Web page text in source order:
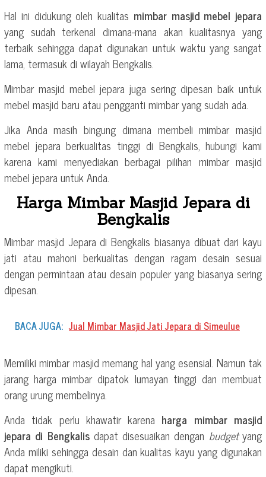
Hal ini didukung oleh kualitas mimbar masjid mebel jepara
yang sudah terkenal dimana-mana akan kualitasnya yang
terbaik sehingga dapat digunakan untuk waktu yang sangat
lama, termasuk di wilayah Bengkalis.
Mimbar masjid mebel jepara juga sering dipesan baik untuk
mebel masjid baru atau pengganti mimbar yang sudah ada.
Jika Anda masih bingung dimana membeli mimbar masjid
mebel jepara berkualitas tinggi di Bengkalis, hubungi kami
karena kami menyediakan berbagai pilihan mimbar masjid
mebel jepara untuk Anda.
Harga Mimbar Masjid Jepara di
Bengkalis
Mimbar masjid Jepara di Bengkalis biasanya dibuat dari kayu
jati atau mahoni berkualitas dengan ragam desain sesuai
dengan permintaan atau desain populer yang biasanya sering
dipesan.
BACA JUGA: Jual Mimbar Masjid Jati Jepara di Simeulue
Memiliki mimbar masjid memang hal yang esensial. Namun tak
jarang harga mimbar dipatok lumayan tinggi dan membuat
orang urung membelinya.
Anda tidak perlu khawatir karena harga mimbar masjid
jepara di Bengkalisdapat disesuaikan dengan budgetyang
Anda miliki sehingga desain dan kualitas kayu yang digunakan
dapat mengikuti.